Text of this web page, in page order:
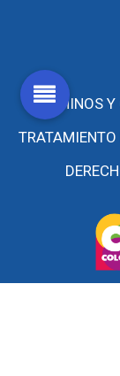
TÉRMINOS
TRATAMIENTO